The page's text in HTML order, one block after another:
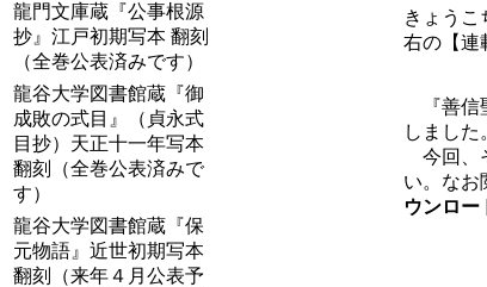
龍門文庫蔵『公事根源
抄』江戸初期写本 翻刻
（全巻公表済みです）
龍谷大学図書館蔵『御
成敗の式目』（貞永式
目抄）天正十一年写本
翻刻（全巻公表済みで
す）
龍谷大学図書館蔵『保
元物語』近世初期写本
翻刻（来年４月公表予
きょうこ
右の【連
『善信
しました
今回、
い。なお
ウンロー